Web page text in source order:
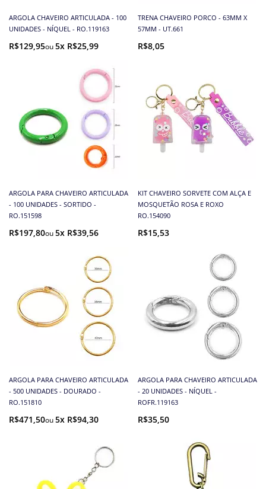
ARGOLA CHAVEIRO ARTICULADA - 100
UNIDADES - NÍQUEL - RO.119163
R$129,95 5x R$25,99
TRENA CHAVEIRO PORCO - 63MM X
57MM - UT.661
R$8,05
ARGOLA PARA CHAVEIRO ARTICULADA
- 100 UNIDADES - SORTIDO -
RO.151598
R$197,80 5x R$39,56
KIT CHAVEIRO SORVETE COM ALÇA E
MOSQUETÃO ROSA E ROXO
RO.154090
R$15,53
ARGOLA PARA CHAVEIRO ARTICULADA
- 500 UNIDADES - DOURADO -
RO.151810
R$471,50 5x R$94,30
ARGOLA PARA CHAVEIRO ARTICULADA
- 20 UNIDADES - NÍQUEL -
ROFR.119163
R$35,50